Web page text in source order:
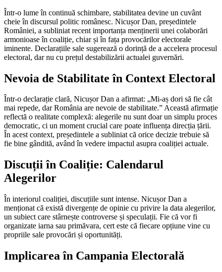
Într-o lume în continuă schimbare, stabilitatea devine un cuvânt
cheie în discursul politic românesc. Nicușor Dan, președintele
României, a subliniat recent importanța menținerii unei colaborări
armonioase în coaliție, chiar și în fața provocărilor electorale
iminente. Declarațiile sale sugerează o dorință de a accelera procesul
electoral, dar nu cu prețul destabilizării actualei guvernări.
Nevoia de Stabilitate în Context Electoral
Într-o declarație clară, Nicușor Dan a afirmat: „Mi-aș dori să fie cât
mai repede, dar România are nevoie de stabilitate.” Această afirmație
reflectă o realitate complexă: alegerile nu sunt doar un simplu proces
democratic, ci un moment crucial care poate influența direcția țării.
În acest context, președintele a subliniat că orice decizie trebuie să
fie bine gândită, având în vedere impactul asupra coaliției actuale.
Discuții în Coaliție: Calendarul
Alegerilor
În interiorul coaliției, discuțiile sunt intense. Nicușor Dan a
menționat că există divergențe de opinie cu privire la data alegerilor,
un subiect care stârnește controverse și speculații. Fie că vor fi
organizate iarna sau primăvara, cert este că fiecare opțiune vine cu
propriile sale provocări și oportunități.
Implicarea în Campania Electorală